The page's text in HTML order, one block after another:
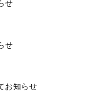
せ
せ
お知らせ